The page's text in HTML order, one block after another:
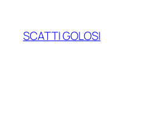
contenuto
SCATTI GOLOSI